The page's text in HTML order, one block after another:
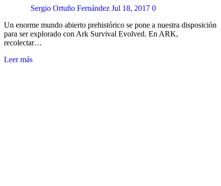
Sergio Ortuño Fernández Jul 18, 2017 0
Un enorme mundo abierto prehistórico se pone a nuestra disposición
para ser explorado con Ark Survival Evolved. En ARK,
recolectar…
Leer más